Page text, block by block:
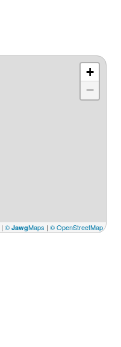
+
−
| © JawgMaps | © OpenStreetMap